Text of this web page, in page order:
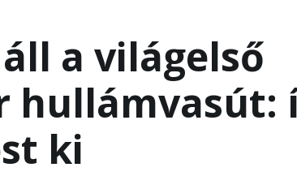
a világelső
hullámvasút:
ki